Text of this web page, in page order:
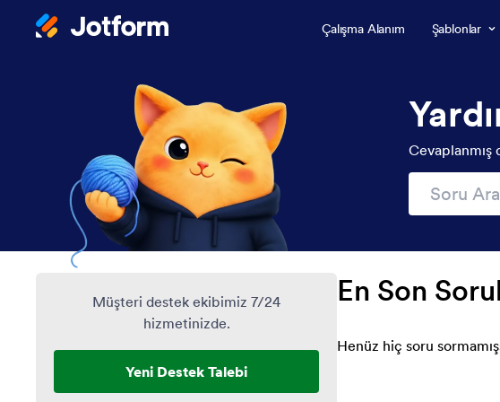
Çalışma Alanım Şablonlar
Cevaplanmış
Müşteri destek ekibimiz 7/24
hizmetinizde.
Yeni Destek Talebi
En Son
Henüz hiç soru